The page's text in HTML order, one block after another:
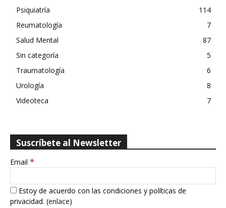
Psiquiatría
114
Reumatología
7
Salud Mental
87
Sin categoría
5
Traumatología
6
Urología
8
Videoteca
7
Suscríbete al Newsletter
Email *
Estoy de acuerdo con las condiciones y políticas de
privacidad. (enlace)